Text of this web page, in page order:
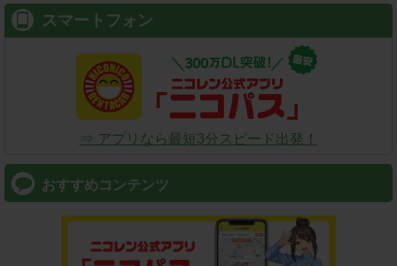
スマートフォン
⇒ アプリなら最短3分スピード出発！
おすすめコンテンツ